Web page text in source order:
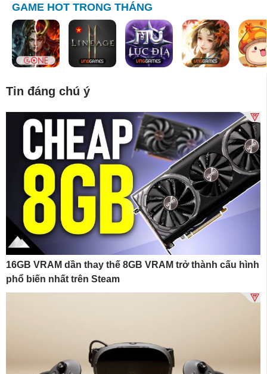
GAME HOT TRONG THÁNG
Tin đáng chú ý
16GB VRAM dần thay thế 8GB VRAM trở thành cấu hình
phổ biến nhất trên Steam